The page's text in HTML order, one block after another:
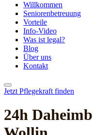
Willkommen
Seniorenbetreuung
Vorteile
Info-Video
Was ist legal?
Blog
Über uns
Kontakt
Jetzt Pflegekraft finden
24h